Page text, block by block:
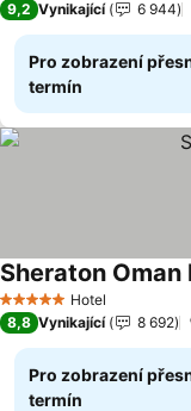
9,2 Vynikající 6 944
Pro zobrazení
termín
5 Počet hvězdiček
Hotel
Sheraton Oman
8,8 Vynikající 8 692
Pro zobrazení
termín